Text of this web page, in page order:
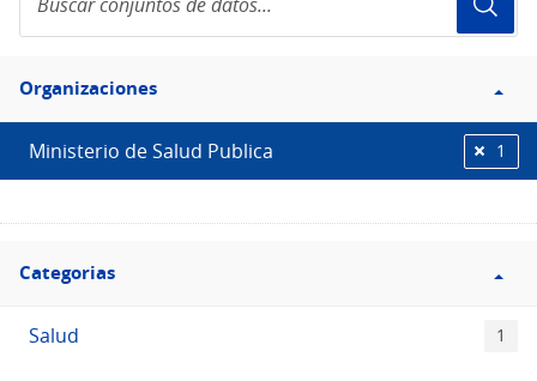
conjuntos
de
Filtro
Organizaciones
Organizaciones
Ministerio de Salud Publica 1
Filtro
Categorias
Categorias
Salud 1